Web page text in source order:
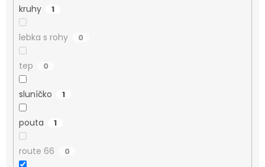
kruhy 1
lebka s rohy 0
tep 0
sluníčko 1
pouta 1
route 66 0